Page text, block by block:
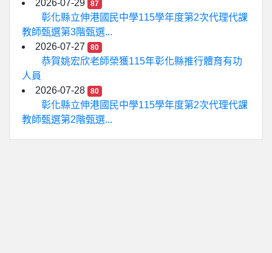
2026-07-29
87
彰化縣立伸港國民中學115學年度第2次代理代課
教師甄選第3階甄選...
2026-07-27
80
恭賀姚宏欣老師榮獲115年彰化縣推行體育有功
人員
2026-07-28
80
彰化縣立伸港國民中學115學年度第2次代理代課
教師甄選第2階甄選...